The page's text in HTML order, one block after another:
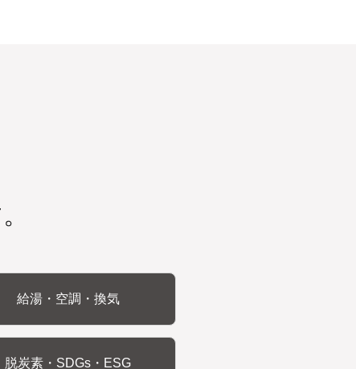
給湯・空調・換気
脱炭素・SDGs・ESG